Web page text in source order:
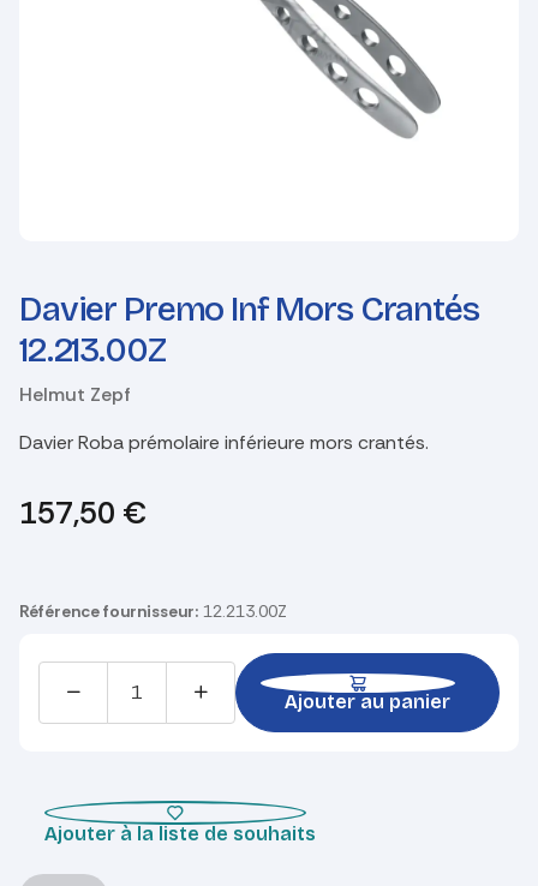
Davier Premo Inf Mors Crantés
12.213.00Z
Helmut Zepf
Davier Roba prémolaire inférieure mors crantés.
157,50 €
Référence fournisseur: 12.213.00Z
Ajouter au panier
Ajouter à la liste de souhaits